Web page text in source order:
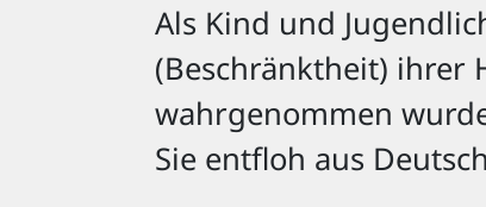
Als Kind und
(Beschränktheit) ihrer
wahrgenommen
Sie entfloh aus